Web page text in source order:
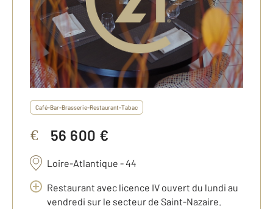
Café-Bar-Brasserie-Restaurant-Tabac
€ 56 600 €
Loire-Atlantique - 44
Restaurant avec licence IV ouvert du lundi au
vendredi sur le secteur de Saint-Nazaire.